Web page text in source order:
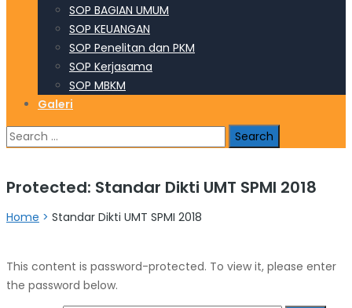
SOP BAGIAN UMUM
SOP KEUANGAN
SOP Penelitan dan PKM
SOP Kerjasama
SOP MBKM
Galeri
Search
for:
Protected: Standar Dikti UMT SPMI 2018
Home > Standar Dikti UMT SPMI 2018
This content is password-protected. To view it, please enter
the password below.